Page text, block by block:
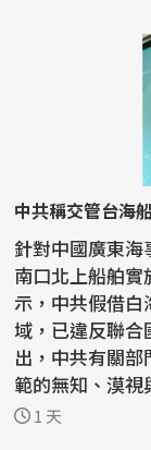
中共稱交管台海
針對中國廣東
南口北上船舶
示，中共假借
域，已違反聯合國
出，中共有關
範的無知、漠
共沒有任...
1 天